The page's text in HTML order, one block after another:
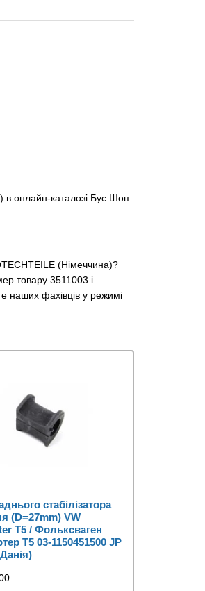
в онлайн-каталозі Бус Шоп.
(Німеччина)?
товару 3511003 і
наших фахівців у режимі
стабілізатора
(D=27mm) VW
T5 / Фольксваген
Т5 03-1150451500 JP